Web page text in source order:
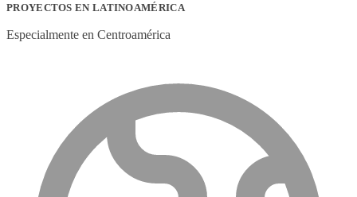
PROYECTOS EN LATINOAMÉRICA
Especialmente en Centroamérica